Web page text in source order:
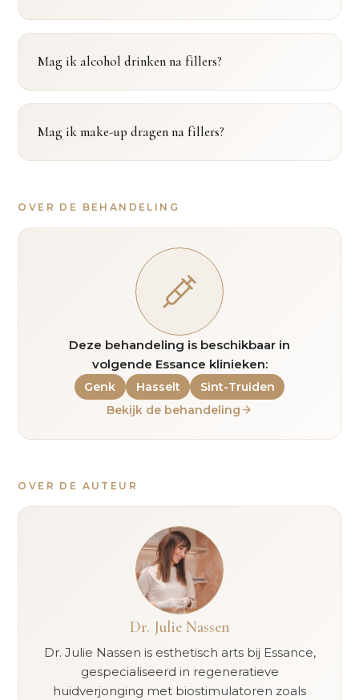
Mag ik alcohol drinken na fillers?
Mag ik make-up dragen na fillers?
OVER DE BEHANDELING
Deze behandeling is beschikbaar in
volgende Essance klinieken:
Genk Hasselt
Sint-Truiden
Bekijk de behandeling
OVER DE AUTEUR
Dr. Julie Nassen
Dr. Julie Nassen is esthetisch arts bij Essance,
gespecialiseerd in regeneratieve
huidverjonging met biostimulatoren zoals